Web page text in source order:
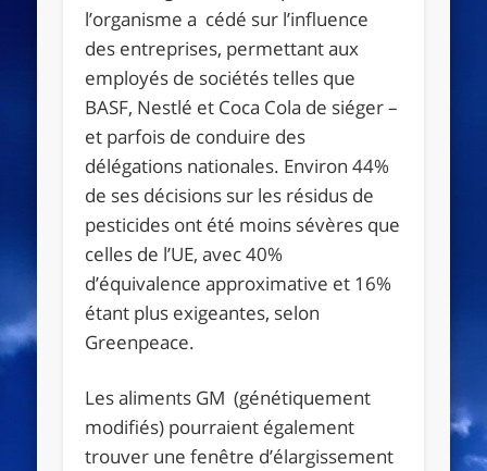
l’organisme a cédé sur l’influence
des entreprises, permettant aux
employés de sociétés telles que
BASF, Nestlé et Coca Cola de siéger –
et parfois de conduire des
délégations nationales. Environ 44%
de ses décisions sur les résidus de
pesticides ont été moins sévères que
celles de l’UE, avec 40%
d’équivalence approximative et 16%
étant plus exigeantes, selon
Greenpeace.
Les aliments GM (génétiquement
modifiés) pourraient également
trouver une fenêtre d’élargissement